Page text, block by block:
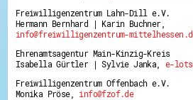
Freiwilligenzentrum Lahn-Dill e.V.
Hermann Bernhard | Karin Buchner,
info@freiwilligenzentrum-
Ehrenamtsagentur Main-Kinzig-Kreis
Isabella Gürtler | Sylvie Janka,e-
Freiwilligenzentrum Offenbach e.V.
Monika Pröse, info@fzof.de